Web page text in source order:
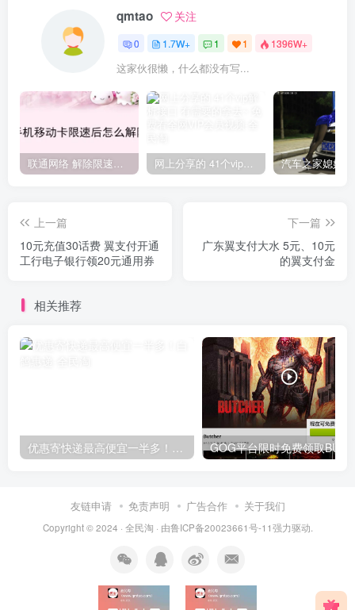
qmtao 关注
0 1.7W+ 1 1 1396W+
这家伙很懒，什么都没有写...
联通网络 解除限速方法参考！畅享、畅玩、老白干等及其它地区自测了 网上分享的 41个vip解析接口 有需要的拿去~ 免费看全网VIP会员视频
上一篇
10元充值30话费 翼支付开通
工行电子银行领20元通用券
下一篇
广东翼支付大水 5元、10元
的翼支付金
相关推荐
友链申请 免责声明 广告合作 关于我们
Copyright © 2024 · 全民淘 · 由鲁ICP备20023661号-11强力驱动.